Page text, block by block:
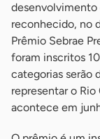
reconhecido, no
Prêmio Sebrae
foram inscritos
categorias serão
representar o
acontece em